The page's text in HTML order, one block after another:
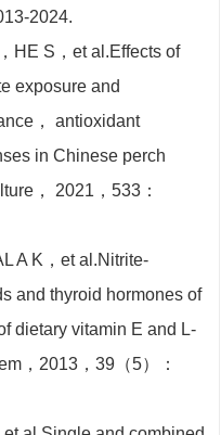
2024.
HE S，et al.Effects of
exposure and
， antioxidant
in Chinese perch
， 2021，533：
A K，et al.Nitrite-
and thyroid hormones of
dietary vitamin E and L-
，2013，39（5）：